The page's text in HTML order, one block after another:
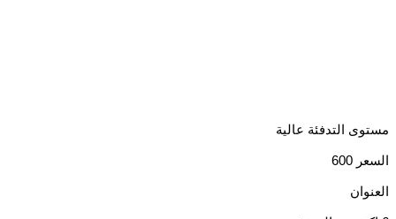
مستوى التدفئة عالية
السعر 600
العنوان